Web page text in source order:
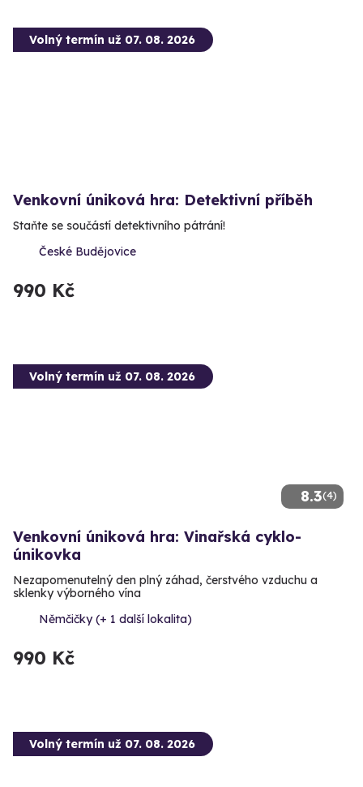
Volný termín už 07. 08. 2026
Venkovní úniková hra: Detektivní příběh
Staňte se součástí detektivního pátrání!
České Budějovice
990 Kč
8.3(4)
Volný termín už 07. 08. 2026
Venkovní úniková hra: Vinařská cyklo-
únikovka
Nezapomenutelný den plný záhad, čerstvého vzduchu a
sklenky výborného vína
Němčičky (+ 1 další lokalita)
990 Kč
Volný termín už 07. 08. 2026